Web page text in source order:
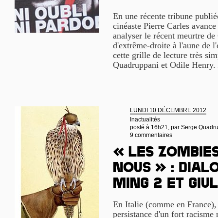
En une récente tribune
cinéaste Pierre Carles
analyser le récent meurtre
d'extrême-droite à l'aune de
cette grille de lecture très
Quadruppani et Odile Henry.
LUNDI 10 DÉCEMBRE 2012
Inactualités
posté à 16h21, par Serge
9 commentaires
« Les
nous » :
Ming 2 et
En Italie (comme en
persistance d'un fort racisme